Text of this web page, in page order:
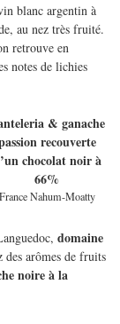
blanc argentin à
au nez très fruité.
retrouve en
notes de lichies
& ganache
recouverte
chocolat noir à
66%
France Nahum-Moatty
domaine
des arômes de fruits
noire à la